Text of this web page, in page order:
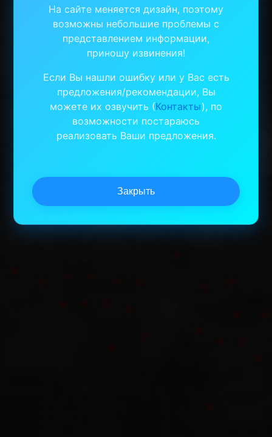
На сайте меняется дизайн, поэтому
возможны небольшие проблемы с
представлением информации,
приношу извинения!
Если Вы нашли ошибку или у Вас есть
предложения/рекомендации, Вы
можете их озвучить (Контакты), по
возможности постараюсь
реализовать Ваши предложения.
Закрыть